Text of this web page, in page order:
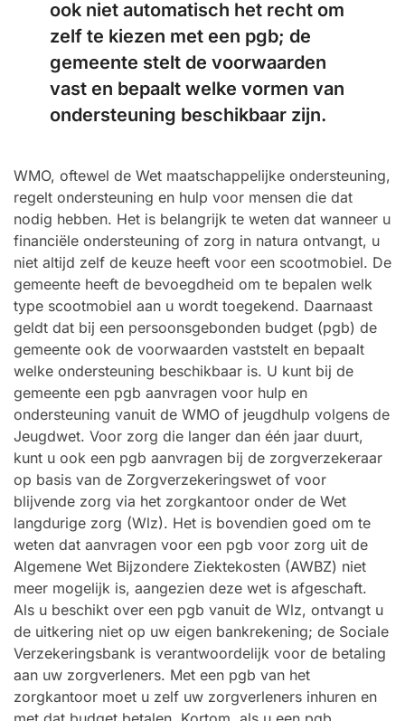
ook niet automatisch het recht om
zelf te kiezen met een pgb; de
gemeente stelt de voorwaarden
vast en bepaalt welke vormen van
ondersteuning beschikbaar zijn.
WMO, oftewel de Wet maatschappelijke ondersteuning,
regelt ondersteuning en hulp voor mensen die dat
nodig hebben. Het is belangrijk te weten dat wanneer u
financiële ondersteuning of zorg in natura ontvangt, u
niet altijd zelf de keuze heeft voor een scootmobiel. De
gemeente heeft de bevoegdheid om te bepalen welk
type scootmobiel aan u wordt toegekend. Daarnaast
geldt dat bij een persoonsgebonden budget (pgb) de
gemeente ook de voorwaarden vaststelt en bepaalt
welke ondersteuning beschikbaar is. U kunt bij de
gemeente een pgb aanvragen voor hulp en
ondersteuning vanuit de WMO of jeugdhulp volgens de
Jeugdwet. Voor zorg die langer dan één jaar duurt,
kunt u ook een pgb aanvragen bij de zorgverzekeraar
op basis van de Zorgverzekeringswet of voor
blijvende zorg via het zorgkantoor onder de Wet
langdurige zorg (Wlz). Het is bovendien goed om te
weten dat aanvragen voor een pgb voor zorg uit de
Algemene Wet Bijzondere Ziektekosten (AWBZ) niet
meer mogelijk is, aangezien deze wet is afgeschaft.
Als u beschikt over een pgb vanuit de Wlz, ontvangt u
de uitkering niet op uw eigen bankrekening; de Sociale
Verzekeringsbank is verantwoordelijk voor de betaling
aan uw zorgverleners. Met een pgb van het
zorgkantoor moet u zelf uw zorgverleners inhuren en